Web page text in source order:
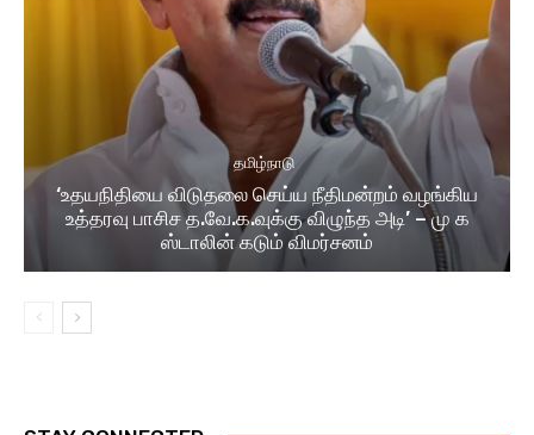
தமிழ்நாடு
‘உதயநிதியை விடுதலை செய்ய நீதிமன்றம் வழங்கிய
உத்தரவு பாசிச த.வே.க.வுக்கு விழுந்த அடி’ – மு க
ஸ்டாலின் கடும் விமர்சனம்